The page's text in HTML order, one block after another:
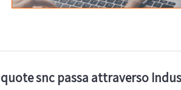
quote snc passa attraverso